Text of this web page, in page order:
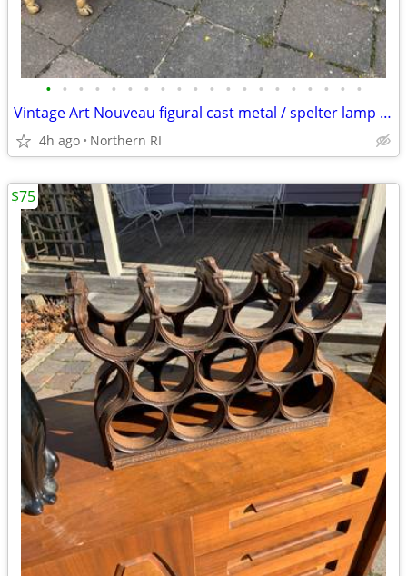
• • • • • • • • • • • • • • • • • • • •
Vintage Art Nouveau figural cast metal / spelter lamp A237
4h ago Northern RI
$75